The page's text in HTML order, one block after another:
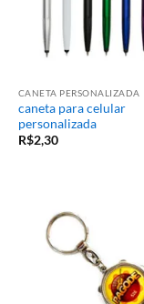
CANETA PERSONALIZADA
caneta para celular
personalizada
R$2,30